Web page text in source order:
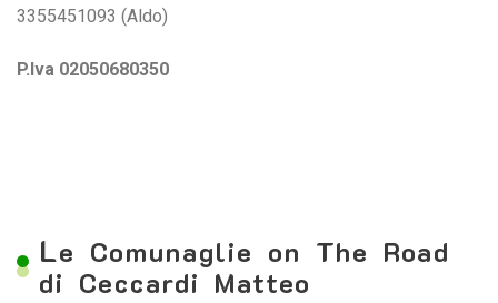
3355451093 (Aldo)
P.Iva 02050680350
Le Comunaglie on The Road
di Ceccardi Matteo